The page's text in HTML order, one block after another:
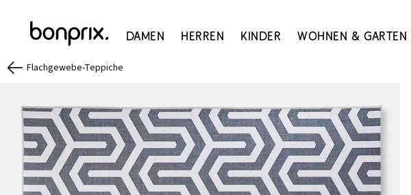
Damen Herren Kinder Wohnen & Garten
Flachgewebe-Teppiche